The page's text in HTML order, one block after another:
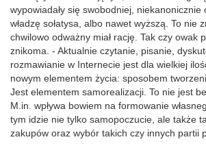
wypowiadały się swobodniej, niekanonicznie
władzę sołatysa, albo nawet wyższą. To nie
chwilowo odważny miał rację. Tak czy owak
znikoma. - Aktualnie czytanie, pisanie,
rozmawianie w Internecie jest dla wielkiej
nowym elementem życia: sposobem
Jest elementem samorealizacji. To nie jest
M.in. wpływa bowiem na formowanie
tym idzie nie tylko samopoczucie, ale także
zakupów oraz wybór takich czy innych partii